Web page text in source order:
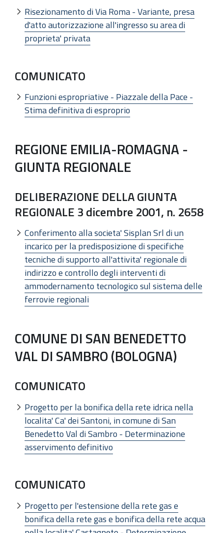
Risezionamento di Via Roma - Variante, presa
d'atto autorizzazione all'ingresso su area di
proprieta' privata
COMUNICATO
Funzioni espropriative - Piazzale della Pace -
Stima definitiva di esproprio
REGIONE EMILIA-ROMAGNA -
GIUNTA REGIONALE
DELIBERAZIONE DELLA GIUNTA
REGIONALE 3 dicembre 2001, n. 2658
Conferimento alla societa' Sisplan Srl di un
incarico per la predisposizione di specifiche
tecniche di supporto all'attivita' regionale di
indirizzo e controllo degli interventi di
ammodernamento tecnologico sul sistema delle
ferrovie regionali
COMUNE DI SAN BENEDETTO
VAL DI SAMBRO (BOLOGNA)
COMUNICATO
Progetto per la bonifica della rete idrica nella
localita' Ca' dei Santoni, in comune di San
Benedetto Val di Sambro - Determinazione
asservimento definitivo
COMUNICATO
Progetto per l'estensione della rete gas e
bonifica della rete gas e bonifica della rete acqua